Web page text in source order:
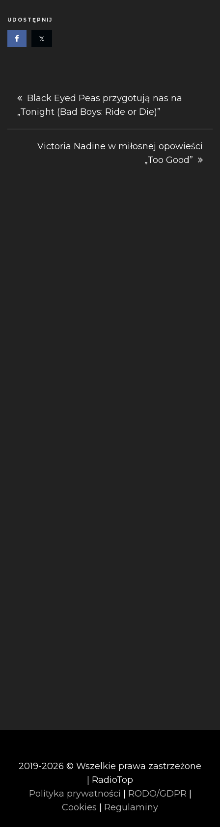
UDOSTĘPNIJ
Nawigacja
wpisu
Black Eyed Peas przygotują nas na
„Tonight (Bad Boys: Ride or Die)”
Victoria Nadine w miłosnej opowieści
„Too Good”
2019-2026 © Wszelkie prawa zastrzeżone
| RadioTop
Polityka prywatności
RODO/GDPR
Cookies
Regulaminy